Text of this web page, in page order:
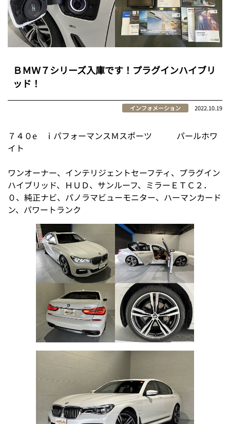
ＢＭＷ７シリーズ入庫です！プラグインハイブリ
ッド！
インフォメーション 2022.10.19
７４０e ⅰパフォーマンスＭスポーツ パールホワ
イト
ワンオーナー、インテリジェントセーフティ、プラグイン
ハイブリッド、ＨＵＤ、サンルーフ、ミラーＥＴＣ２．
０、純正ナビ、パノラマビューモニター、ハーマンカード
ン、パワートランク